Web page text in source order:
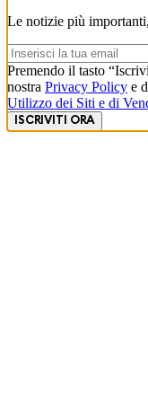
Le notizie più
Premendo il tasto
nostra Privacy Policy e
Utilizzo dei Siti e di
ISCRIVITI ORA